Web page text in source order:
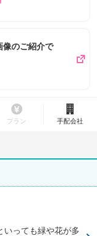
像のご紹介で
プラン 手配会社
いっても緑や花が多